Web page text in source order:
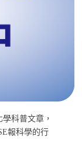
學科普文章，
報科學的行